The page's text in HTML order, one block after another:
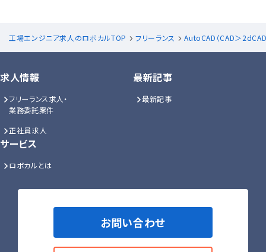
工場エンジニア求人のロボカルTOP フリーランス AutoCAD（CAD＞
求人情報
フリーランス求人・
業務委託案件
正社員求人
最新記事
最新記事
サービス
ロボカルとは
お問い合わせ